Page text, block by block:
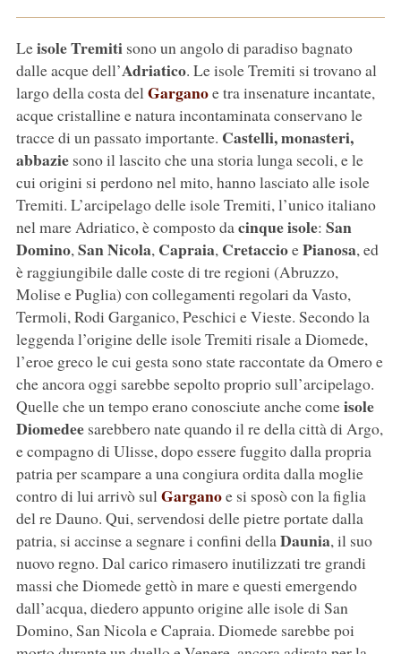
Leisole Tremitisono un angolo di paradiso bagnato
dalle acque dell’Adriatico. Le isole Tremiti si trovano al
largo della costa delGarganoe tra insenature incantate,
acque cristalline e natura incontaminata conservano le
tracce di un passato importante. Castelli, monasteri,
abbaziesono il lascito che una storia lunga secoli, e le
cui origini si perdono nel mito, hanno lasciato alle isole
Tremiti. L’arcipelago delle isole Tremiti, l’unico italiano
nel mare Adriatico, è composto dacinque isole: San
Domino,San Nicola, Capraia, CretaccioePianosa, ed
è raggiungibile dalle coste di tre regioni (Abruzzo,
Molise e Puglia) con collegamenti regolari da Vasto,
Termoli, Rodi Garganico, Peschici e Vieste. Secondo la
leggenda l’origine delle isole Tremiti risale a Diomede,
l’eroe greco le cui gesta sono state raccontate da Omero e
che ancora oggi sarebbe sepolto proprio sull’arcipelago.
Quelle che un tempo erano conosciute anche comeisole
Diomedeesarebbero nate quando il re della città di Argo,
e compagno di Ulisse, dopo essere fuggito dalla propria
patria per scampare a una congiura ordita dalla moglie
contro di lui arrivò sulGarganoe si sposò con la figlia
del re Dauno. Qui, servendosi delle pietre portate dalla
patria, si accinse a segnare i confini dellaDaunia, il suo
nuovo regno. Dal carico rimasero inutilizzati tre grandi
massi che Diomede gettò in mare e questi emergendo
dall’acqua, diedero appunto origine alle isole di San
Domino, San Nicola e Capraia. Diomede sarebbe poi